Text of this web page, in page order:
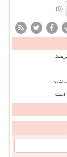
(0)
است